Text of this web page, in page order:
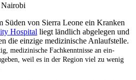
Süden von Sierra Leone ein Kranken
Hospital liegt ländlich abgelegen und
die einzige medizinische Anlaufstelle.
medizinische Fach­kenntnisse an ein­
weil es in der Region viel zu wenig